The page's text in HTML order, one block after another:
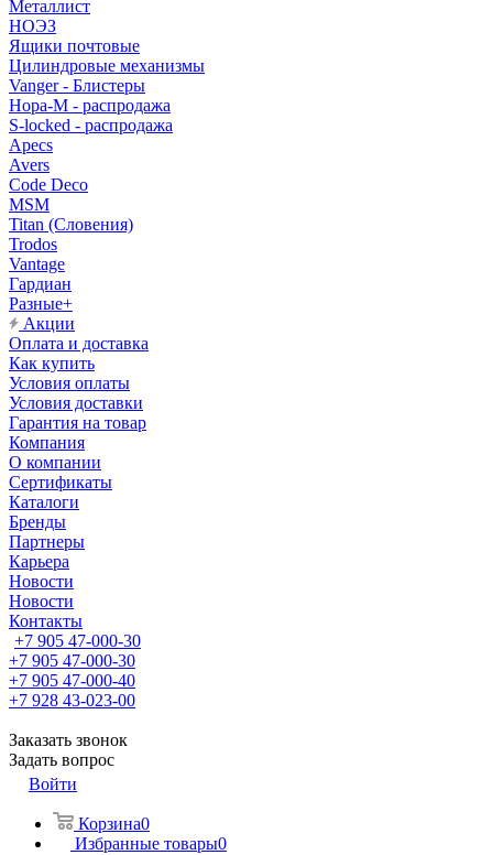
Металлист
НОЭЗ
Ящики почтовые
Цилиндровые механизмы
Vanger - Блистеры
Нора-М - распродажа
S-locked - распродажа
Apecs
Avers
Code Deco
MSM
Titan (Словения)
Trodos
Vantage
Гардиан
Разные+
Акции
Оплата и доставка
Как купить
Условия оплаты
Условия доставки
Гарантия на товар
Компания
О компании
Сертификаты
Каталоги
Бренды
Партнеры
Карьера
Новости
Новости
Контакты
+7 905 47-000-30
+7 905 47-000-30
+7 905 47-000-40
+7 928 43-023-00
Заказать звонок
Задать вопрос
Войти
Корзина0
Избранные товары0